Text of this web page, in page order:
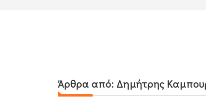
Άρθρα από: Δημήτρης